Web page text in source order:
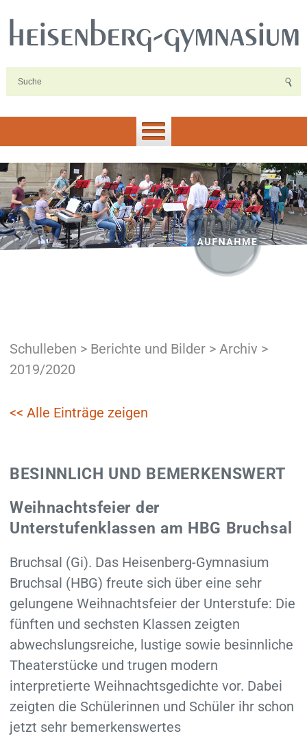
Schulleben > Berichte und Bilder> Archiv >
2019/2020
<< Alle Einträge zeigen
BESINNLICH UND BEMERKENSWERT
Weihnachtsfeier der
Unterstufenklassen am HBG Bruchsal
Bruchsal (Gi). Das Heisenberg-Gymnasium
Bruchsal (HBG) freute sich über eine sehr
gelungene Weihnachtsfeier der Unterstufe: Die
fünften und sechsten Klassen zeigten
abwechslungsreiche, lustige sowie besinnliche
Theaterstücke und trugen modern
interpretierte Weihnachtsgedichte vor. Dabei
zeigten die Schülerinnen und Schüler ihr schon
jetzt sehr bemerkenswertes